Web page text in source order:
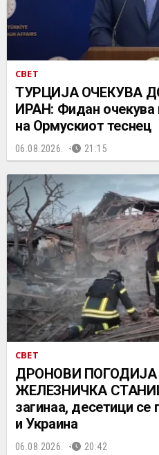
СВЕТ
ТУРЦИЈА ОЧЕКУВА
ИРАН: Фидан очекува
на Ормускиот теснец
06.08.2026. 21:15
СВЕТ
ДРОНОВИ ПОГОДИЈА
ЖЕЛЕЗНИЧКА
загинаа, десетици се
и Украина
06.08.2026. 20:42